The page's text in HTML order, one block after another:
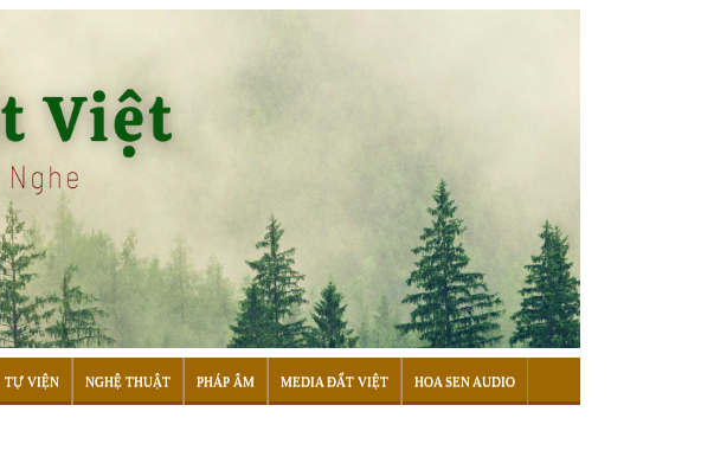
TỰ VIỆN NGHỆ THUẬT PHÁP ÂM MEDIA ĐẤT VIỆT HOA SEN AUDIO